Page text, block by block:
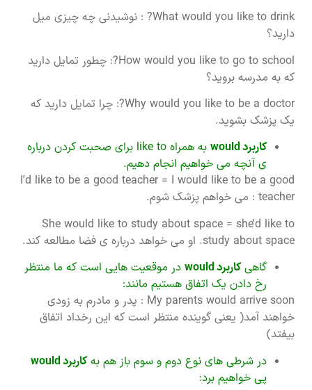
What would you like to drink? : نوشیدنی چه چیزی میل
دارید؟
How would you like to go to school?: چطور تمایل دارید
که به مدرسه بروید؟
Why would you like to be a doctor?: چرا تمایل دارید که
یک پزشک بشوید.
کاربردwould
به همراه like to برای صحبت کردن درباره
ی آنچه می خواهیم انجام دهیم.
I’d like to be a good teacher = I would like to be a good
teacher : می خواهم پزشک شوم.
She would like to study about space = she’d like to
study about space. او می خواهد درباره ی فضا مطالعه کند.
گاهیکاربردwould در موقعیت هایی است که ما منتظر
رخ دادن یک اتفاق هستیم مانند:
My parents would arrive soon : پدر و مادرم به زودی
خواهند آمد( یعنی گوینده منتظر است که این رخداد اتفاق
بیفتد)
در شرطی های نوع دوم و سوم باز هم بهکاربردwould
پی خواهیم برد: